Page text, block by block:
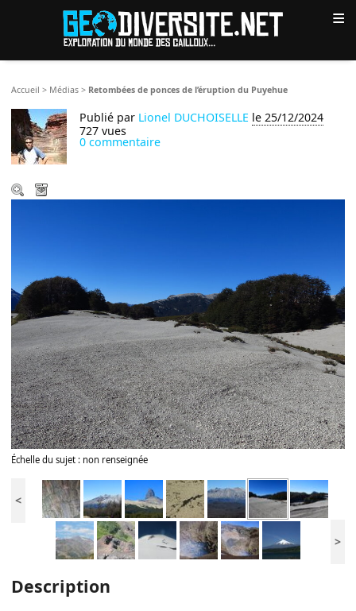
≡
Accueil > Médias > Retombées de ponces de l’éruption du Puyehue
Publié par Lionel DUCHOISELLE le 25/12/2024
727 vues
0 commentaire
Échelle du sujet : non renseignée
<
>
Description